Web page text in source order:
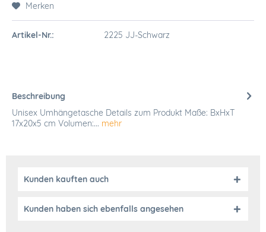
Merken
Artikel-Nr.: 2225 JJ-Schwarz
Beschreibung
Unisex Umhängetasche Details zum Produkt Maße: BxHxT
17x20x5 cm Volumen:... mehr
Kunden kauften auch
Kunden haben sich ebenfalls angesehen